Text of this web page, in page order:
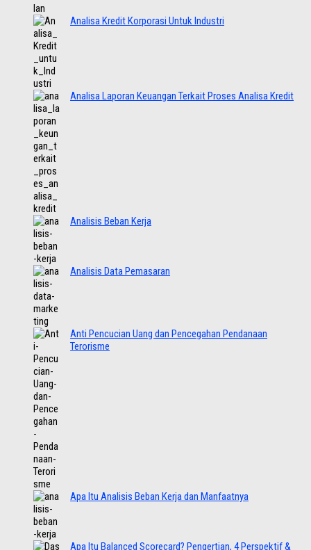
Analisa Kredit Korporasi Untuk Industri
Analisa Laporan Keuangan Terkait Proses Analisa Kredit
Analisis Beban Kerja
Analisis Data Pemasaran
Anti Pencucian Uang dan Pencegahan Pendanaan
Terorisme
Apa Itu Analisis Beban Kerja dan Manfaatnya
Apa Itu Balanced Scorecard? Pengertian, 4 Perspektif &